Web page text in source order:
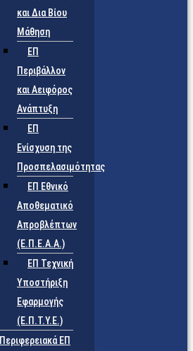
και Δια Βίου
Μάθηση
ΕΠ
Περιβάλλον
και Αειφόρος
Ανάπτυξη
ΕΠ
Ενίσχυση της
Προσπελασιμότητας
ΕΠ Εθνικό
Αποθεματικό
Απροβλέπτων
(Ε.Π.Ε.Α.Α.)
ΕΠ Τεχνική
Υποστήριξη
Εφαρμογής
(Ε.Π.Τ.Υ.Ε.)
Περιφερειακά ΕΠ